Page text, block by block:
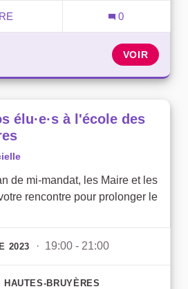
0
VOIR
élu·e·s à l'école des
de mi-mandat, les Maire et les
rencontre pour prolonger le
2023 · 19:00 - 21:00
HAUTES-BRUYÈRES